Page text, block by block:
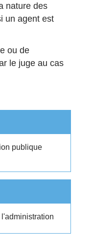
nature des
un agent est
ou de
le juge au cas
publique